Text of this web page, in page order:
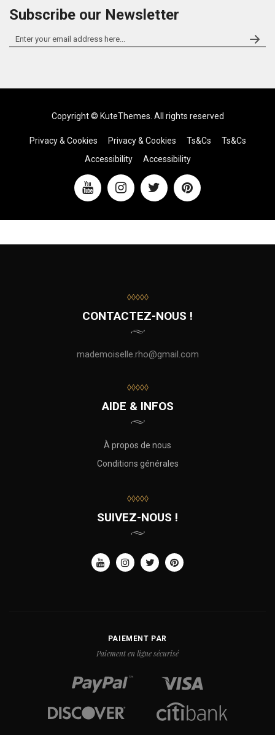
Subscribe our Newsletter
Copyright © KuteThemes . All rights reserved
Privacy & Cookies Privacy & Cookies Ts&Cs
Ts&Cs
Accessibility
Accessibility
◊◊◊◊◊
CONTACTEZ-NOUS !
mademoiselle.rho@gmail.com
◊◊◊◊◊
AIDE & INFOS
À propos de nous
Conditions générales
◊◊◊◊◊
SUIVEZ-NOUS !
PAIEMENT PAR
Paiement en ligne sécurisé